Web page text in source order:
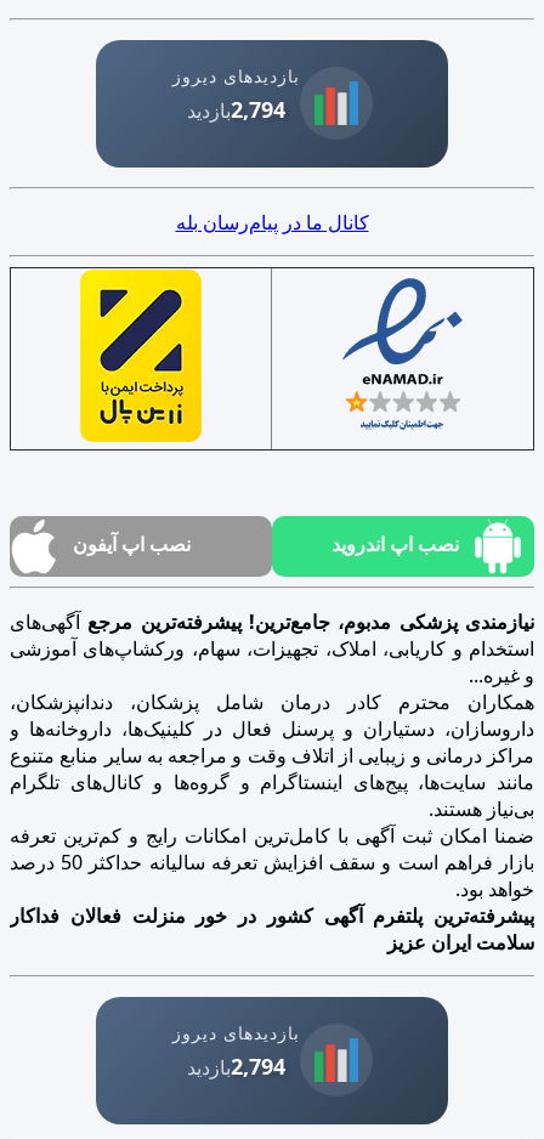
بازدیدهای دیروز
2,794بازدید
کانال ما در پیام‌رسان بله
نصب اپ اندروید نصب اپ آیفون
نیازمندی پزشکی مدبوم، جامع‌ترین! پیشرفته‌ترین مرجع آگهی‌های
استخدام و کاریابی، املاک، تجهیزات، سهام، ورکشاپ‌های آموزشی
و غیره...
همکاران محترم کادر درمان شامل پزشکان، دندانپزشکان،
داروسازان، دستیاران و پرسنل فعال در کلینیک‌ها، داروخانه‌ها و
مراکز درمانی و زیبایی از اتلاف وقت و مراجعه به سایر منابع متنوع
مانند سایت‌ها، پیج‌های اینستاگرام و گروه‌ها و کانال‌های تلگرام
بی‌نیاز هستند.
ضمنا امکان ثبت آگهی با کامل‌ترین امکانات رایج و کم‌ترین تعرفه
بازار فراهم است و سقف افزایش تعرفه سالیانه حداکثر 50 درصد
خواهد بود.
پیشرفته‌ترین پلتفرم آگهی کشور در خور منزلت فعالان فداکار
سلامت ایران عزیز
بازدیدهای دیروز
2,794بازدید